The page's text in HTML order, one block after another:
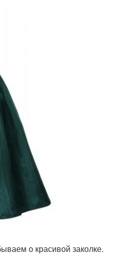
о красивой заколке.